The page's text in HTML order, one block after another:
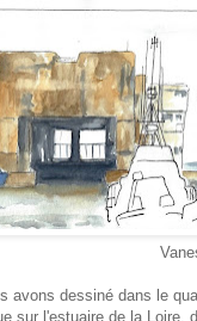
avons dessiné dans le
sur l'estuaire de la